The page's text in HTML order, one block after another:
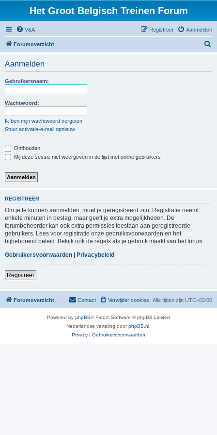
Het Groot Belgisch Treinen Forum
V&A Aanmelden
Registreer
Forumoverzicht
Aanmelden
Gebruikersnaam:
Wachtwoord:
Ik ben mijn wachtwoord vergeten
Stuur activatie-e-mail opnieuw
Onthouden
Mij deze sessie niet weergeven in de lijst met online gebruikers
REGISTREER
Om je te kunnen aanmelden, moet je geregistreerd zijn. Registratie neemt
enkele minuten in beslag, maar geeft je extra mogelijkheden. De
forumbeheerder kan ook extra permissies toestaan aan geregistreerde
gebruikers. Lees voor registratie onze gebruiksvoorwaarden en het
bijbehorend beleid. Bekijk ook de regels als je gebruik maakt van het forum.
Gebruikersvoorwaarden | Privacybeleid
Registreer
Forumoverzicht Alle tijden zijn UTC+02:00
Verwijder cookies
Contact
Powered by phpBB® Forum Software © phpBB Limited
Nederlandse vertaling doorphpBB.nl
Privacy | Gebruikersvoorwaarden